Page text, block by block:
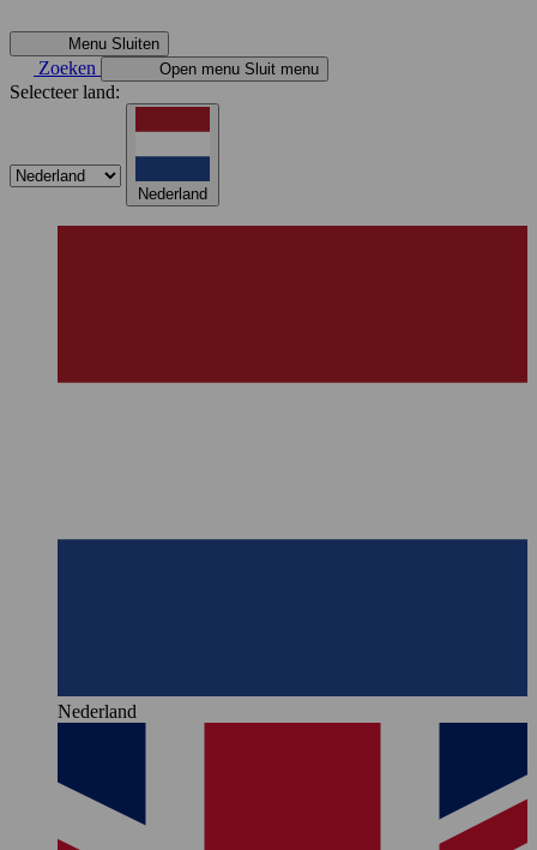
Menu Sluiten
Zoeken Open menu Sluit menu
Selecteer land:
Nederland
Nederland